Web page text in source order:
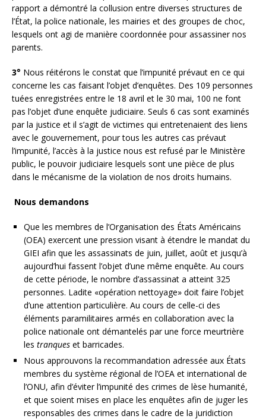
rapport a démontré la collusion entre diverses structures de
l’État, la police nationale, les mairies et des groupes de choc,
lesquels ont agi de manière coordonnée pour assassiner nos
parents.
3° Nous réitérons le constat que l’impunité prévaut en ce qui
concerne les cas faisant l’objet d’enquêtes. Des 109 personnes
tuées enregistrées entre le 18 avril et le 30 mai, 100 ne font
pas l’objet d’une enquête judiciaire. Seuls 6 cas sont examinés
par la justice et il s’agit de victimes qui entretenaient des liens
avec le gouvernement, pour tous les autres cas prévaut
l’impunité, l’accès à la justice nous est refusé par le Ministère
public, le pouvoir judiciaire lesquels sont une pièce de plus
dans le mécanisme de la violation de nos droits humains.
Nous demandons
Que les membres de l’Organisation des États Américains
(OEA) exercent une pression visant à étendre le mandat du
GIEI afin que les assassinats de juin, juillet, août et jusqu’à
aujourd’hui fassent l’objet d’une même enquête. Au cours
de cette période, le nombre d’assassinat a atteint 325
personnes. Ladite «opération nettoyage» doit faire l’objet
d’une attention particulière. Au cours de celle-ci des
éléments paramilitaires armés en collaboration avec la
police nationale ont démantelés par une force meurtrière
les tranques et barricades.
Nous approuvons la recommandation adressée aux États
membres du système régional de l’OEA et international de
l’ONU, afin d’éviter l’impunité des crimes de lèse humanité,
et que soient mises en place les enquêtes afin de juger les
responsables des crimes dans le cadre de la juridiction